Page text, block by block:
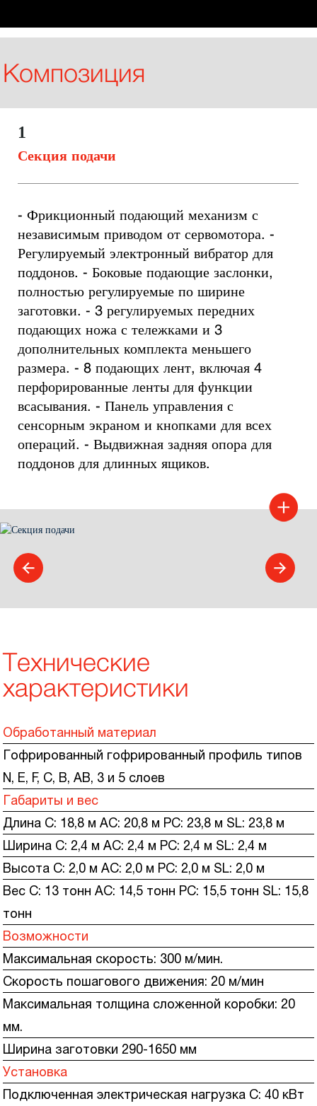
Композиция
1
Секция подачи
- Фрикционный подающий механизм с
независимым приводом от сервомотора. -
Регулируемый электронный вибратор для
поддонов. - Боковые подающие заслонки,
полностью регулируемые по ширине
заготовки. - 3 регулируемых передних
подающих ножа с тележками и 3
дополнительных комплекта меньшего
размера. - 8 подающих лент, включая 4
перфорированные ленты для функции
всасывания. - Панель управления с
сенсорным экраном и кнопками для всех
операций. - Выдвижная задняя опора для
поддонов для длинных ящиков.
Технические
характеристики
Обработанный материал
Гофрированный гофрированный профиль типов
N, E, F, C, B, AB, 3 и 5 слоев
Габариты и вес
Длина C: 18,8 м AC: 20,8 м PC: 23,8 м SL: 23,8 м
Ширина C: 2,4 м AC: 2,4 м PC: 2,4 м SL: 2,4 м
Высота C: 2,0 м AC: 2,0 м PC: 2,0 м SL: 2,0 м
Вес C: 13 тонн AC: 14,5 тонн PC: 15,5 тонн SL: 15,8
тонн
Возможности
Максимальная скорость: 300 м/мин.
Скорость пошагового движения: 20 м/мин
Максимальная толщина сложенной коробки: 20
мм.
Ширина заготовки 290-1650 мм
Установка
Подключенная электрическая нагрузка C: 40 кВт